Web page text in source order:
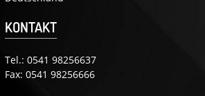
KONTAKT
Tel.: 0541 98256637
Fax: 0541 98256666